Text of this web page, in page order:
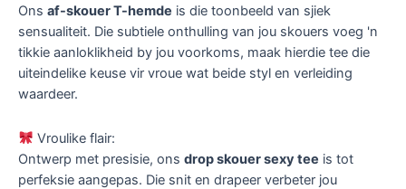
Ons af-skouer T-hemde is die toonbeeld van sjiek
sensualiteit. Die subtiele onthulling van jou skouers voeg 'n
tikkie aanloklikheid by jou voorkoms, maak hierdie tee die
uiteindelike keuse vir vroue wat beide styl en verleiding
waardeer.
Vroulike flair:
Ontwerp met presisie, ons drop skouer sexy tee is tot
perfeksie aangepas. Die snit en drapeer verbeter jou